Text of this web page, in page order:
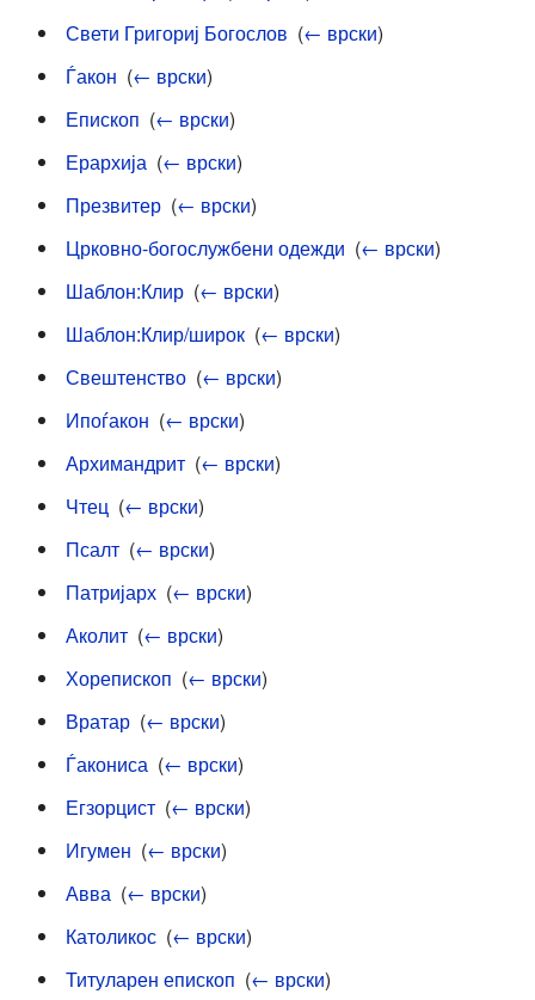
Свети Григориј Богослов (← врски)
Ѓакон (← врски)
Епископ (← врски)
Ерархија (← врски)
Презвитер (← врски)
Црковно-богослужбени одежди (← врски)
Шаблон:Клир (← врски)
Шаблон:Клир/широк (← врски)
Свештенство (← врски)
Ипоѓакон (← врски)
Архимандрит (← врски)
Чтец (← врски)
Псалт (← врски)
Патријарх (← врски)
Аколит (← врски)
Хорепископ (← врски)
Вратар (← врски)
Ѓакониса (← врски)
Егзорцист (← врски)
Игумен (← врски)
Авва (← врски)
Католикос (← врски)
Титуларен епископ (← врски)